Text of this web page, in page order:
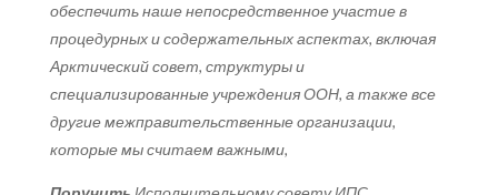
обеспечить наше непосредственное участие в
процедурных и содержательных аспектах, включая
Арктический совет, структуры и
специализированные учреждения ООН, а также все
другие межправительственные организации,
которые мы считаем важными,